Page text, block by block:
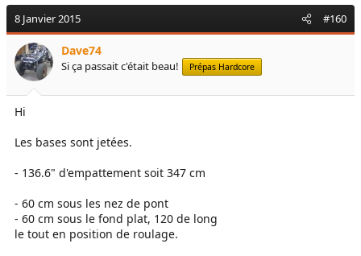
8 Janvier 2015 #160
Dave74
Si ça passait c'était beau! Prépas Hardcore
Hi
Les bases sont jetées.
- 136.6" d'empattement soit 347 cm
- 60 cm sous les nez de pont
- 60 cm sous le fond plat, 120 de long
le tout en position de roulage.